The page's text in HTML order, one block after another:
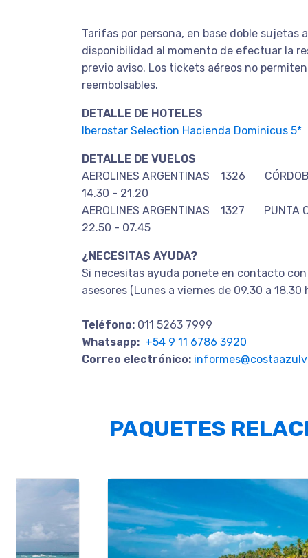
Tarifas por persona, en base doble sujetas
disponibilidad al momento de efectuar la
previo aviso. Los tickets aéreos no
reembolsables.
DETALLE DE HOTELES
Iberostar Selection Hacienda Dominicus 5*
DETALLE DE VUELOS
AEROLINES ARGENTINAS 1326
14.30 - 21.20
AEROLINES ARGENTINAS 1327
22.50 - 07.45
¿NECESITAS AYUDA?
Si necesitas ayuda ponete en contacto
asesores (Lunes a viernes de 09.30 a 18.30
Teléfono: 011 5263 7999
Whatsapp: +54 9 11 6786 3920
Correo electrónico:
PAQUETES